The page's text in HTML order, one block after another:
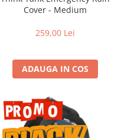
Cover - Medium
259,00 Lei
ADAUGA IN COS